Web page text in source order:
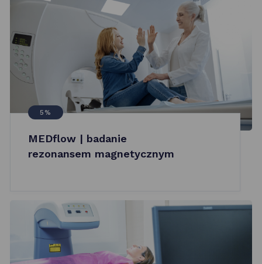
5%
MEDflow | badanie
rezonansem magnetycznym